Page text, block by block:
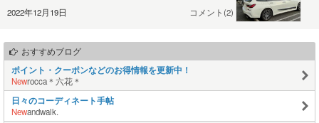
2022年12月19日 コメント(2)
おすすめブログ
ポイント・クーポンなどのお得情報を更新中！
Newrocca＊六花＊
日々のコーディネート手帖
Newandwalk.